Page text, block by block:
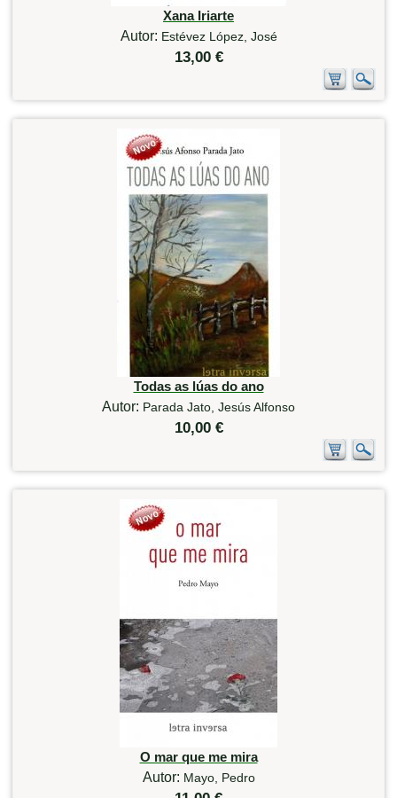
Xana Iriarte
Autor: Estévez López, José
13,00 €
Todas as lúas do ano
Autor: Parada Jato, Jesús Alfonso
10,00 €
O mar que me mira
Autor: Mayo, Pedro